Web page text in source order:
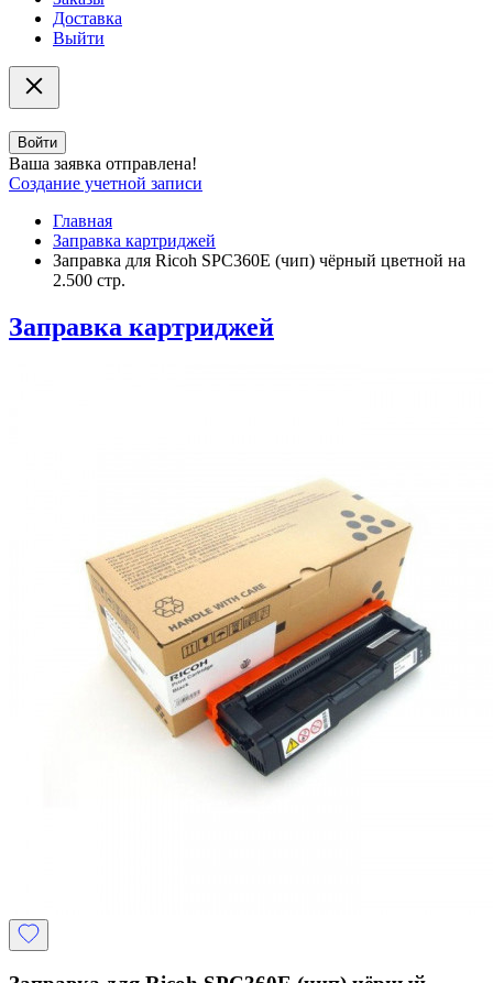
Доставка
Выйти
Войти
Ваша заявка отправлена!
Создание учетной записи
Главная
Заправка картриджей
Заправка для Ricoh SPC360E (чип) чёрный цветной на
2.500 стр.
Заправка картриджей